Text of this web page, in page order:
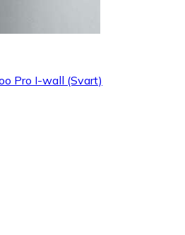
Pro I-wall (Svart)